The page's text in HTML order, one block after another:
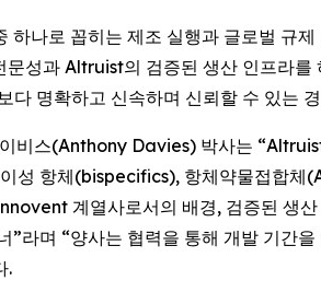
나로 꼽히는 제조 실행과 글로벌 규
성과 Altruist의 검증된 생산 인프라
명확하고 신속하며 신뢰할 수 있는
스(Anthony Davies) 박사는
성 항체(bispecifics), 항체약물접합체
계열사로서의 배경, 검증된 생
라며 “양사는 협력을 통해 개발 기간
.